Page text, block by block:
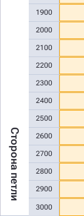
Сторона петли
1900
2000
2100
2200
2300
2400
2500
2600
2700
2800
2900
3000